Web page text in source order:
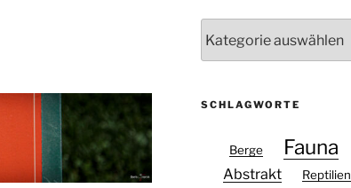
SCHLAGWORTE
Berge Fauna
Abstrakt
Reptilien